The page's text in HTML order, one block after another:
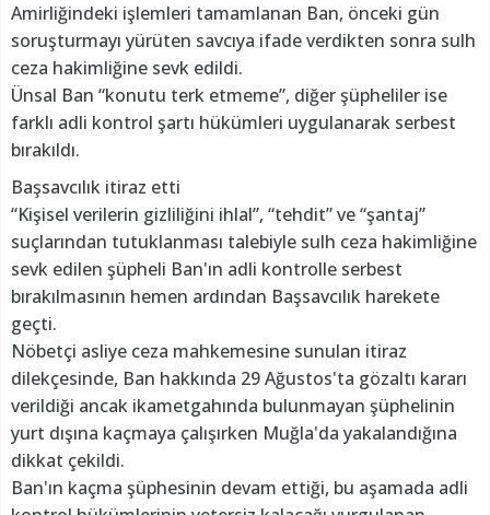
Amirliğindeki işlemleri tamamlanan Ban, önceki gün
soruşturmayı yürüten savcıya ifade verdikten sonra sulh
ceza hakimliğine sevk edildi.
Ünsal Ban “konutu terk etmeme”, diğer şüpheliler ise
farklı adli kontrol şartı hükümleri uygulanarak serbest
bırakıldı.
Başsavcılık itiraz etti
“Kişisel verilerin gizliliğini ihlal”, “tehdit” ve “şantaj”
suçlarından tutuklanması talebiyle sulh ceza hakimliğine
sevk edilen şüpheli Ban'ın adli kontrolle serbest
bırakılmasının hemen ardından Başsavcılık harekete
geçti.
Nöbetçi asliye ceza mahkemesine sunulan itiraz
dilekçesinde, Ban hakkında 29 Ağustos'ta gözaltı kararı
verildiği ancak ikametgahında bulunmayan şüphelinin
yurt dışına kaçmaya çalışırken Muğla'da yakalandığına
dikkat çekildi.
Ban'ın kaçma şüphesinin devam ettiği, bu aşamada adli